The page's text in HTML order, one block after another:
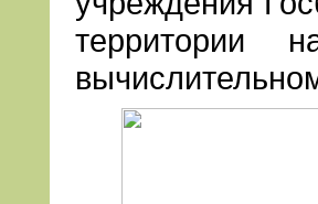
территории